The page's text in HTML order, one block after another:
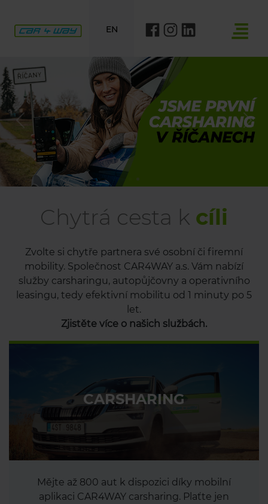
EN
Previous
Chytrá cesta k cíli
Zvolte si chytře partnera své osobní či firemní
mobility. Společnost CAR4WAY a.s. Vám nabízí
služby carsharingu, autopůjčovny a operativního
leasingu, tedy efektivní mobilitu od 1 minuty po 5
let.
Zjistěte více o našich službách.
CARSHARING
Mějte až 800 aut k dispozici díky mobilní
aplikaci CAR4WAY carsharing. Plaťte jen